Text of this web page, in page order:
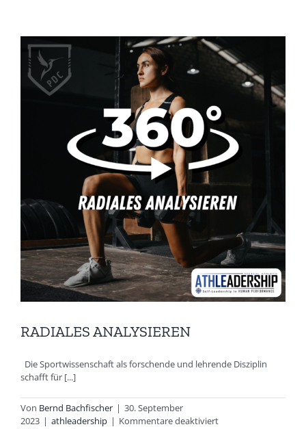
RADIALES ANALYSIEREN
Die Sportwissenschaft als forschende und lehrende Disziplin
schafft für [...]
Von Bernd Bachfischer | 30. September
2023 | athleadership | Kommentare deaktiviertfür